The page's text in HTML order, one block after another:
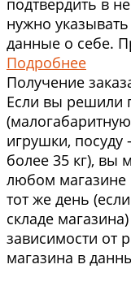
подтвердить в
нужно
данные о себе.
Подробнее
Получение
Если вы решили
игрушки,
более 35 кг), вы
любом магазине
тот же день
складе
зависимости от
магазина в